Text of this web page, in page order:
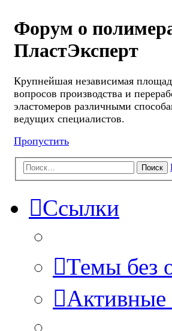
Форум о
ПластЭксперт
Крупнейшая независимая
вопросов производства и
эластомеров различными
ведущих специалистов.
Пропустить
Поиск
Ссылки
Темы без